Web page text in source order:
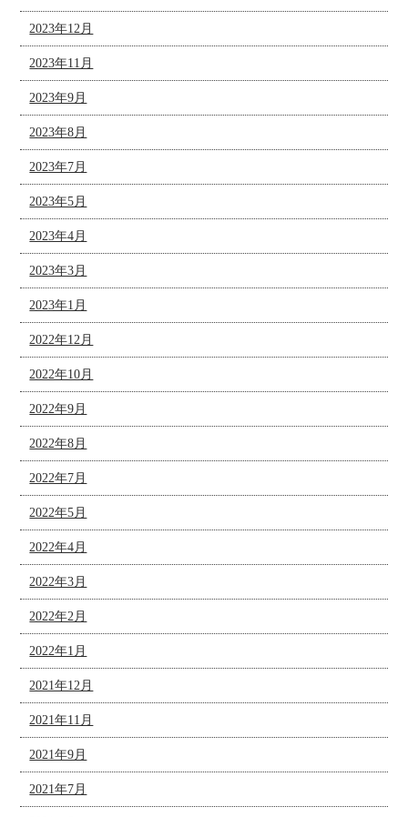
2023年12月
2023年11月
2023年9月
2023年8月
2023年7月
2023年5月
2023年4月
2023年3月
2023年1月
2022年12月
2022年10月
2022年9月
2022年8月
2022年7月
2022年5月
2022年4月
2022年3月
2022年2月
2022年1月
2021年12月
2021年11月
2021年9月
2021年7月